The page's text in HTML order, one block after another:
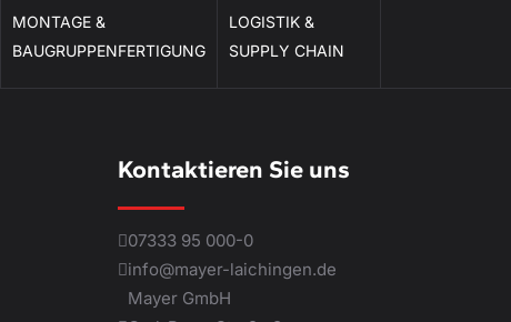
MONTAGE &
BAUGRUPPENFERTIGUNG
LOGISTIK &
SUPPLY CHAIN
Kontaktieren Sie uns
07333 95 000-0
info@mayer-laichingen.de
Mayer GmbH